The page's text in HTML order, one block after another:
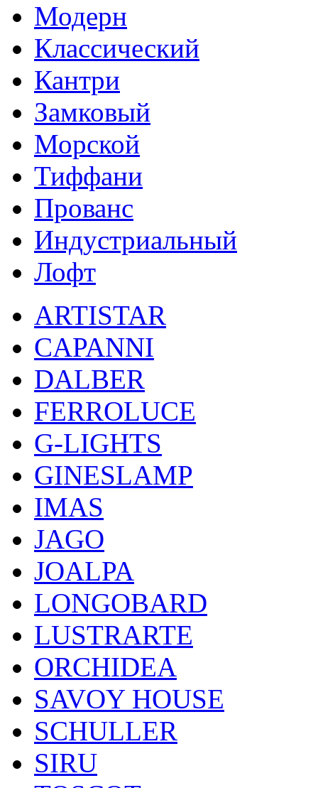
Модерн
Классический
Кантри
Замковый
Морской
Тиффани
Прованс
Индустриальный
Лофт
ARTISTAR
CAPANNI
DALBER
FERROLUCE
G-LIGHTS
GINESLAMP
IMAS
JAGO
JOALPA
LONGOBARD
LUSTRARTE
ORCHIDEA
SAVOY HOUSE
SCHULLER
SIRU